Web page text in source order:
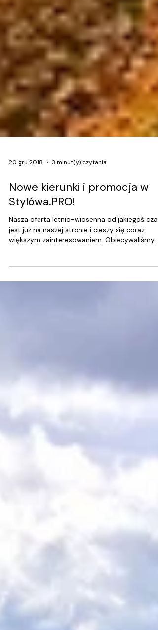
20 gru 2018 3 minut(y) czytania
Nowe kierunki i promocja w
Stylówa.PRO!
większym zainteresowaniem. Obiecywaliśmy...